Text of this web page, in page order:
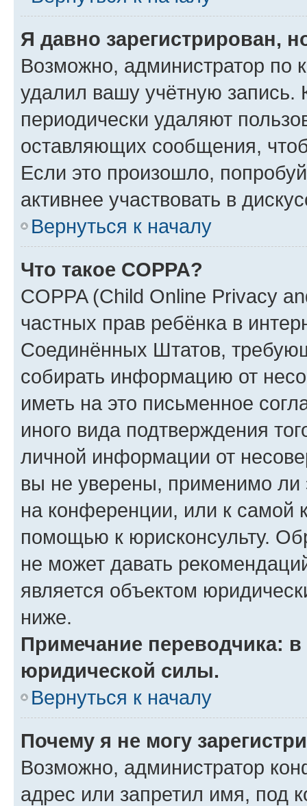
Я давно зарегистрирован,
Возможно, администратор по
удалил вашу учётную запись.
периодически удаляют
оставляющих сообщения,
Если это произошло,
активнее участвовать в
Вернуться к началу
Что такое COPPA?
COPPA (Child Online Privacy
частных прав ребёнка в
Соединённых Штатов,
собирать информацию от
иметь на это письменное
иного вида подтверждения
личной информации от
вы не уверены, применимо ли
на конференции, или к самой
помощью к юрисконсульту.
не может давать
является объектом
ниже.
Примечание переводчика:
юридической силы.
Вернуться к началу
Почему я не могу
Возможно, администратор
адрес или запретил имя, под